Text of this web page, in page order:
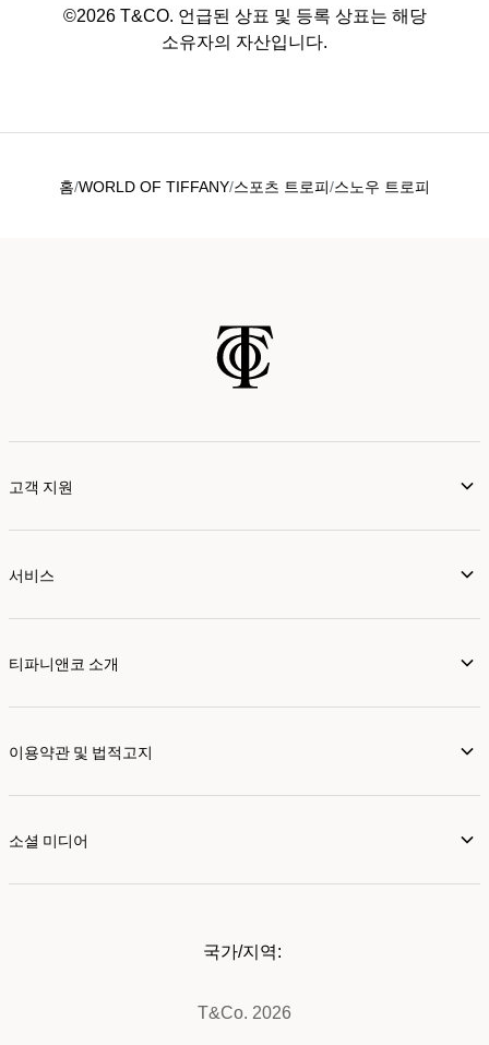
©2026 T&CO. 언급된 상표 및 등록 상표는 해당
소유자의 자산입니다.
홈 WORLD OF TIFFANY 스포츠 트로피 스노우 트로피
고객 지원
서비스
티파니앤코 소개
이용약관 및 법적고지
소셜 미디어
T&Co. 2026
국가/지역: